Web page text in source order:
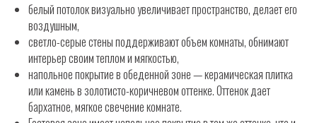
белый потолок визуально увеличивает пространство, делает его
воздушным,
светло-серые стены поддерживают объем комнаты, обнимают
интерьер своим теплом и мягкостью,
напольное покрытие в обеденной зоне — керамическая плитка
или камень в золотисто-коричневом оттенке. Оттенок дает
бархатное, мягкое свечение комнате.